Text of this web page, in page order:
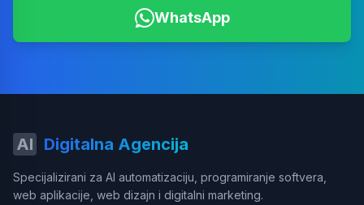
WhatsApp
AI Digitalna Agencija
Specijalizirani za AI automatizaciju, programiranje softvera,
web aplikacije, web dizajn i digitalni marketing.